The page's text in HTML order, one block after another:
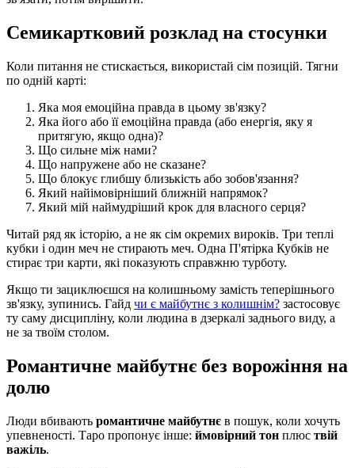
Семикартковий розклад на стосунки
Коли питання не стискається, використай сім позицій. Тягни
по одній карті:
Яка моя емоційна правда в цьому зв'язку?
Яка його або її емоційна правда (або енергія, яку я
притягую, якщо одна)?
Що сильне між нами?
Що напружене або не сказане?
Що блокує глибшу близькість або зобов'язання?
Який найімовірніший ближній напрямок?
Який мій наймудріший крок для власного серця?
Читай ряд як історію, а не як сім окремих вироків. Три теплі
кубки і один меч не стирають меч. Одна П'ятірка Кубків не
стирає три карти, які показують справжню турботу.
Якщо ти зациклюєшся на колишньому замість теперішнього
зв'язку, зупинись. Гайд чи є майбутнє з колишнім? застосовує
ту саму дисципліну, коли людина в дзеркалі заднього виду, а
не за твоїм столом.
Романтичне майбутнє без ворожіння на
долю
Люди вбивають романтичне майбутнє в пошук, коли хочуть
упевненості. Таро пропонує інше: ймовірний тон плюс твій
важіль.